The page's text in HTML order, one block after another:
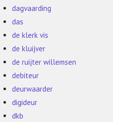
dagvaarding
das
de klerk vis
de kluijver
de ruijter willemsen
debiteur
deurwaarder
digideur
dkb